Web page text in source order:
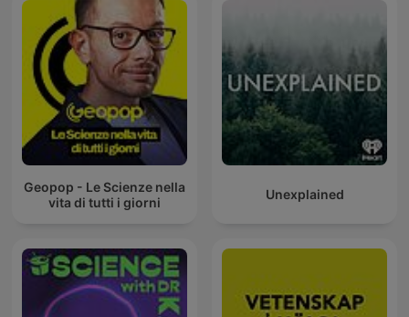
Geopop - Le Scienze nella
vita di tutti i giorni
Unexplained